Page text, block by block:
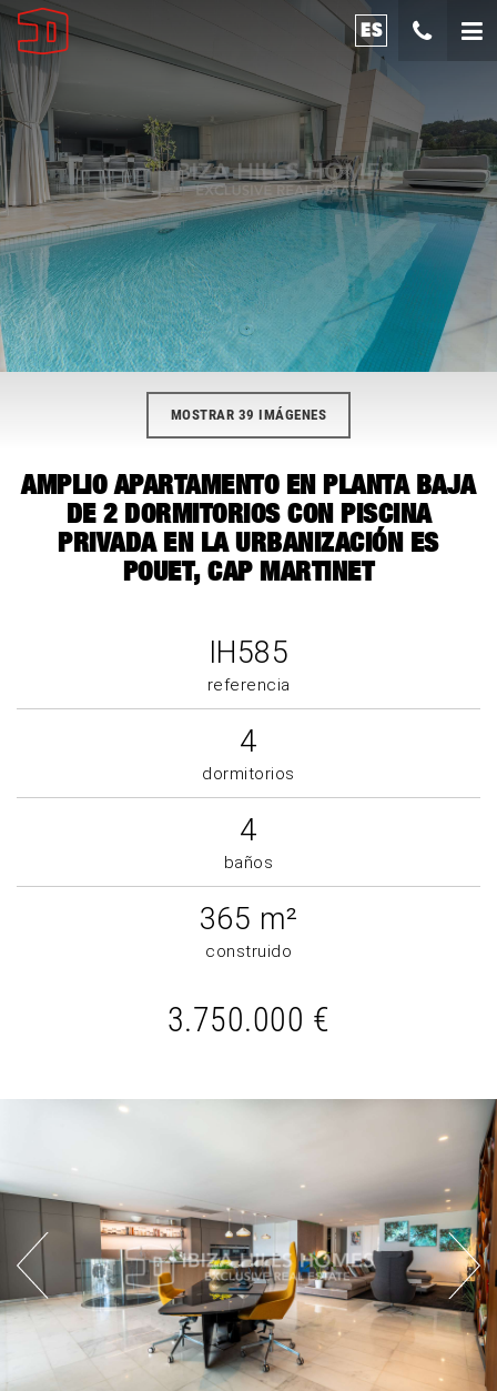
ES
MOSTRAR 39 IMÁGENES
AMPLIO APARTAMENTO EN PLANTA BAJA
DE 2 DORMITORIOS CON PISCINA
PRIVADA EN LA URBANIZACIÓN ES
POUET, CAP MARTINET
IH585
referencia
4
dormitorios
4
baños
365 m²
construido
3.750.000 €